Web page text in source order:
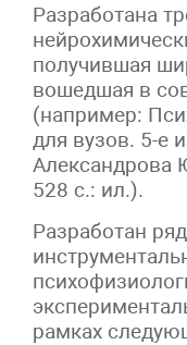
Разработана
получившая
вошедшая в
(например:
для вузов. 5-е
Александрова
528 с.: ил.).
Разработан
рамках